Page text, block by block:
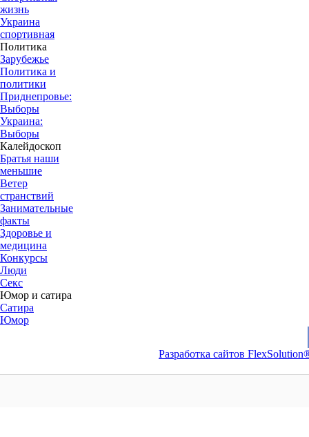
жизнь
Украина
спортивная
Политика
Зарубежье
Политика и
политики
Приднепровье:
Выборы
Украина:
Выборы
Калейдоскоп
Братья наши
меньшие
Ветер
странствий
Занимательные
факты
Здоровье и
медицина
Конкурсы
Люди
Секс
Юмор и сатира
Сатира
Юмор
Разработка сайтов